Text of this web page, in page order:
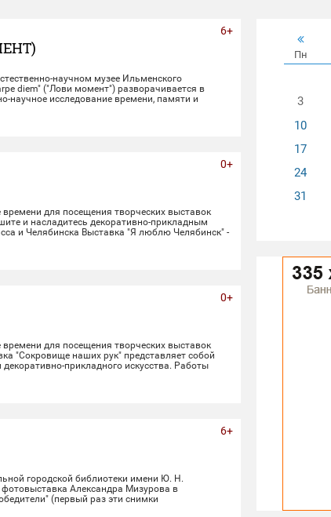
научном музее Ильменского
diem" ("Лови момент") разворачивается в
научное исследование времени, памяти и
предлагает зрителю остановиться в моменте
в далекое прошлое Земли и в её
6+
для посещения творческих выставок
и насладитесь декоративно-прикладным
и Челябинска Выставка "Я люблю Челябинск" -
Увидеть представленные работы можно до
0+
для посещения творческих выставок
"Сокровище наших рук" представляет собой
прикладного искусства. Работы
30 августа.
0+
городской библиотеки имени Ю. Н.
Александра Мизурова в
(первый раз эти снимки
6+
Пн
3
10
17
24
31